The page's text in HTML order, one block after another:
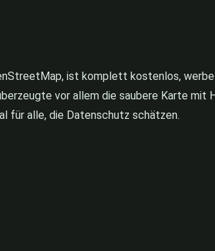
ist komplett kostenlos,
vor allem die saubere Karte mit
für alle, die Datenschutz schätzen.